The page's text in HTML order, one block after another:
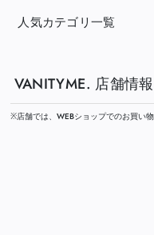
人気カテゴリ一覧
VANITYME. 店舗情報
※店舗では、WEBショップでのお買い